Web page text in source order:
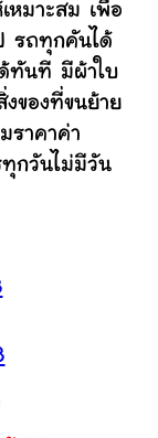
หมาะสม เพื่อ
รถทุกคันได้
ด้ทันที มีผ้าใบ
ของที่ขนย้าย
ราคาค่า
กวันไม่มีวัน